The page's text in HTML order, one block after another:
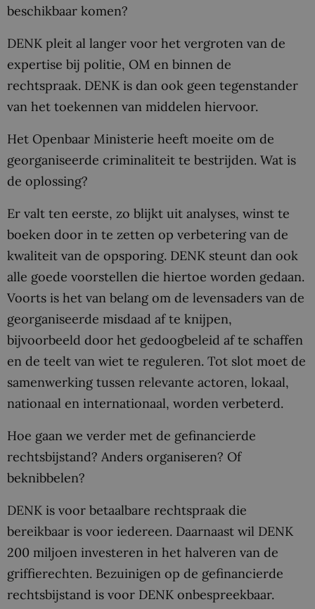
beschikbaar komen?
DENK pleit al langer voor het vergroten van de
expertise bij politie, OM en binnen de
rechtspraak. DENK is dan ook geen tegenstander
van het toekennen van middelen hiervoor.
Het Openbaar Ministerie heeft moeite om de
georganiseerde criminaliteit te bestrijden. Wat is
de oplossing?
Er valt ten eerste, zo blijkt uit analyses, winst te
boeken door in te zetten op verbetering van de
kwaliteit van de opsporing. DENK steunt dan ook
alle goede voorstellen die hiertoe worden gedaan.
Voorts is het van belang om de levensaders van de
georganiseerde misdaad af te knijpen,
bijvoorbeeld door het gedoogbeleid af te schaffen
en de teelt van wiet te reguleren. Tot slot moet de
samenwerking tussen relevante actoren, lokaal,
nationaal en internationaal, worden verbeterd.
Hoe gaan we verder met de gefinancierde
rechtsbijstand? Anders organiseren? Of
beknibbelen?
DENK is voor betaalbare rechtspraak die
bereikbaar is voor iedereen. Daarnaast wil DENK
200 miljoen investeren in het halveren van de
griffierechten. Bezuinigen op de gefinancierde
rechtsbijstand is voor DENK onbespreekbaar.